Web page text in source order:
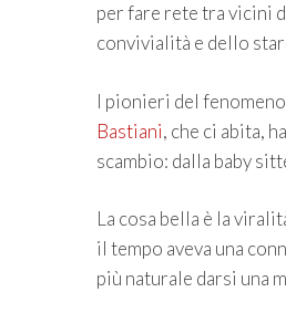
per fare rete tra vicini
convivialità e dello
I pionieri del
Bastiani, che ci abita,
scambio: dalla baby
La cosa bella è la
il tempo aveva una
più naturale darsi una